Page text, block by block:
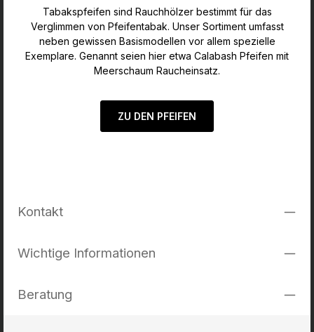
Tabakspfeifen sind Rauchhölzer bestimmt für das
Verglimmen von Pfeifentabak. Unser Sortiment umfasst
neben gewissen Basismodellen vor allem spezielle
Exemplare. Genannt seien hier etwa Calabash Pfeifen mit
Meerschaum Raucheinsatz.
ZU DEN PFEIFEN
Kontakt
Wichtige Informationen
Beratung